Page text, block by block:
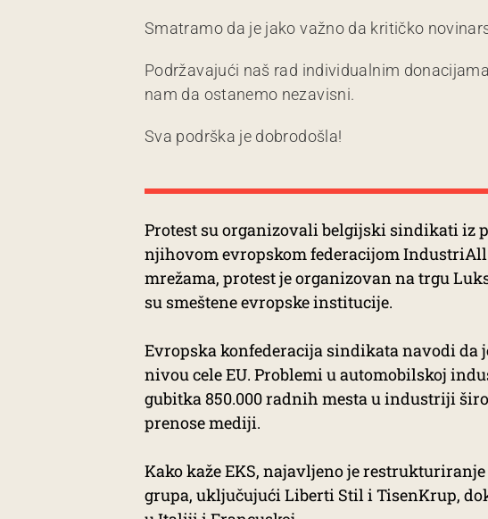
Smatramo da je jako važno da kritičko
Podržavajući naš rad individualnim
nam da ostanemo nezavisni.
Sva podrška je dobrodošla!
Protest su organizovali belgijski sindikati iz
njihovom evropskom federacijom
mrežama, protest je organizovan na trgu
su smeštene evropske institucije.
Evropska konfederacija sindikata navodi
nivou cele EU. Problemi u automobilskoj
gubitka 850.000 radnih mesta u industriji
prenose mediji.
Kako kaže EKS, najavljeno je
grupa, uključujući Liberti Stil i TisenKrup,